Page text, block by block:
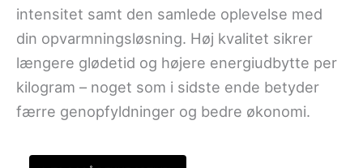
intensitet samt den samlede oplevelse med
din opvarmningsløsning. Høj kvalitet sikrer
længere glødetid og højere energiudbytte per
kilogram – noget som i sidste ende betyder
færre genopfyldninger og bedre økonomi.